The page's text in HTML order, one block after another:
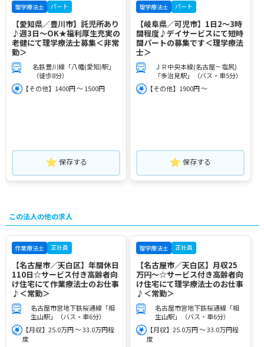
理学療法士 パート
【愛知県／豊川市】託児所あり
♪週3日～OK★福利厚生充実の
老健にて理学療法士募集＜非常
勤＞
名鉄豊川線「八幡(愛知)駅」
（徒歩8分）
【その他】1400円 ～ 1500円
保存する
理学療法士 パート
【岐阜県／可児市】1日2～3時
間程度♪デイサービスにて短時
間パートの募集です＜理学療法
士＞
ＪＲ中央本線(名古屋－塩尻)
「多治見駅」（バス・車5分）
【その他】1900円 ～
保存する
この法人の他の求人
作業療法士 正社員
【名古屋市／天白区】年間休日
110日☆サービス付き高齢者向
け住宅にて作業療法士のお仕事
♪＜常勤＞
名古屋市営地下鉄桜通線「相
生山駅」（バス・車6分）
【月収】25.0万円 ～ 33.0万円程
度
理学療法士 正社員
【名古屋市／天白区】月収25
万円～☆サービス付き高齢者向
け住宅にて理学療法士のお仕事
♪＜常勤＞
名古屋市営地下鉄桜通線「相
生山駅」（バス・車6分）
【月収】25.0万円 ～ 33.0万円程
度